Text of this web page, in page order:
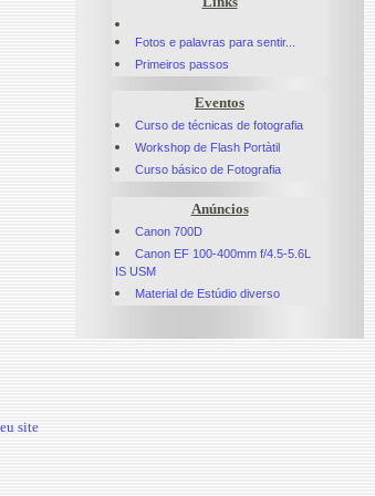
Fotos e palavras para sentir...
Primeiros passos
Eventos
Curso de técnicas de fotografia
Workshop de Flash Portàtil
Curso básico de Fotografia
Anúncios
Canon 700D
Canon EF 100-400mm f/4.5-5.6L
IS USM
Material de Estúdio diverso
site